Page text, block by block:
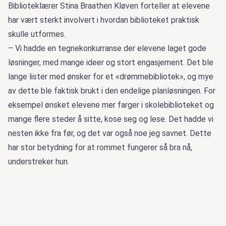
Biblioteklærer Stina Braathen Kløven forteller at elevene
har vært sterkt involvert i hvordan biblioteket praktisk
skulle utformes.
– Vi hadde en tegnekonkurranse der elevene laget gode
løsninger, med mange ideer og stort engasjement. Det ble
lange lister med ønsker for et «drømmebibliotek», og mye
av dette ble faktisk brukt i den endelige planløsningen. For
eksempel ønsket elevene mer farger i skolebiblioteket og
mange flere steder å sitte, kose seg og lese. Det hadde vi
nesten ikke fra før, og det var også noe jeg savnet. Dette
har stor betydning for at rommet fungerer så bra nå,
understreker hun.